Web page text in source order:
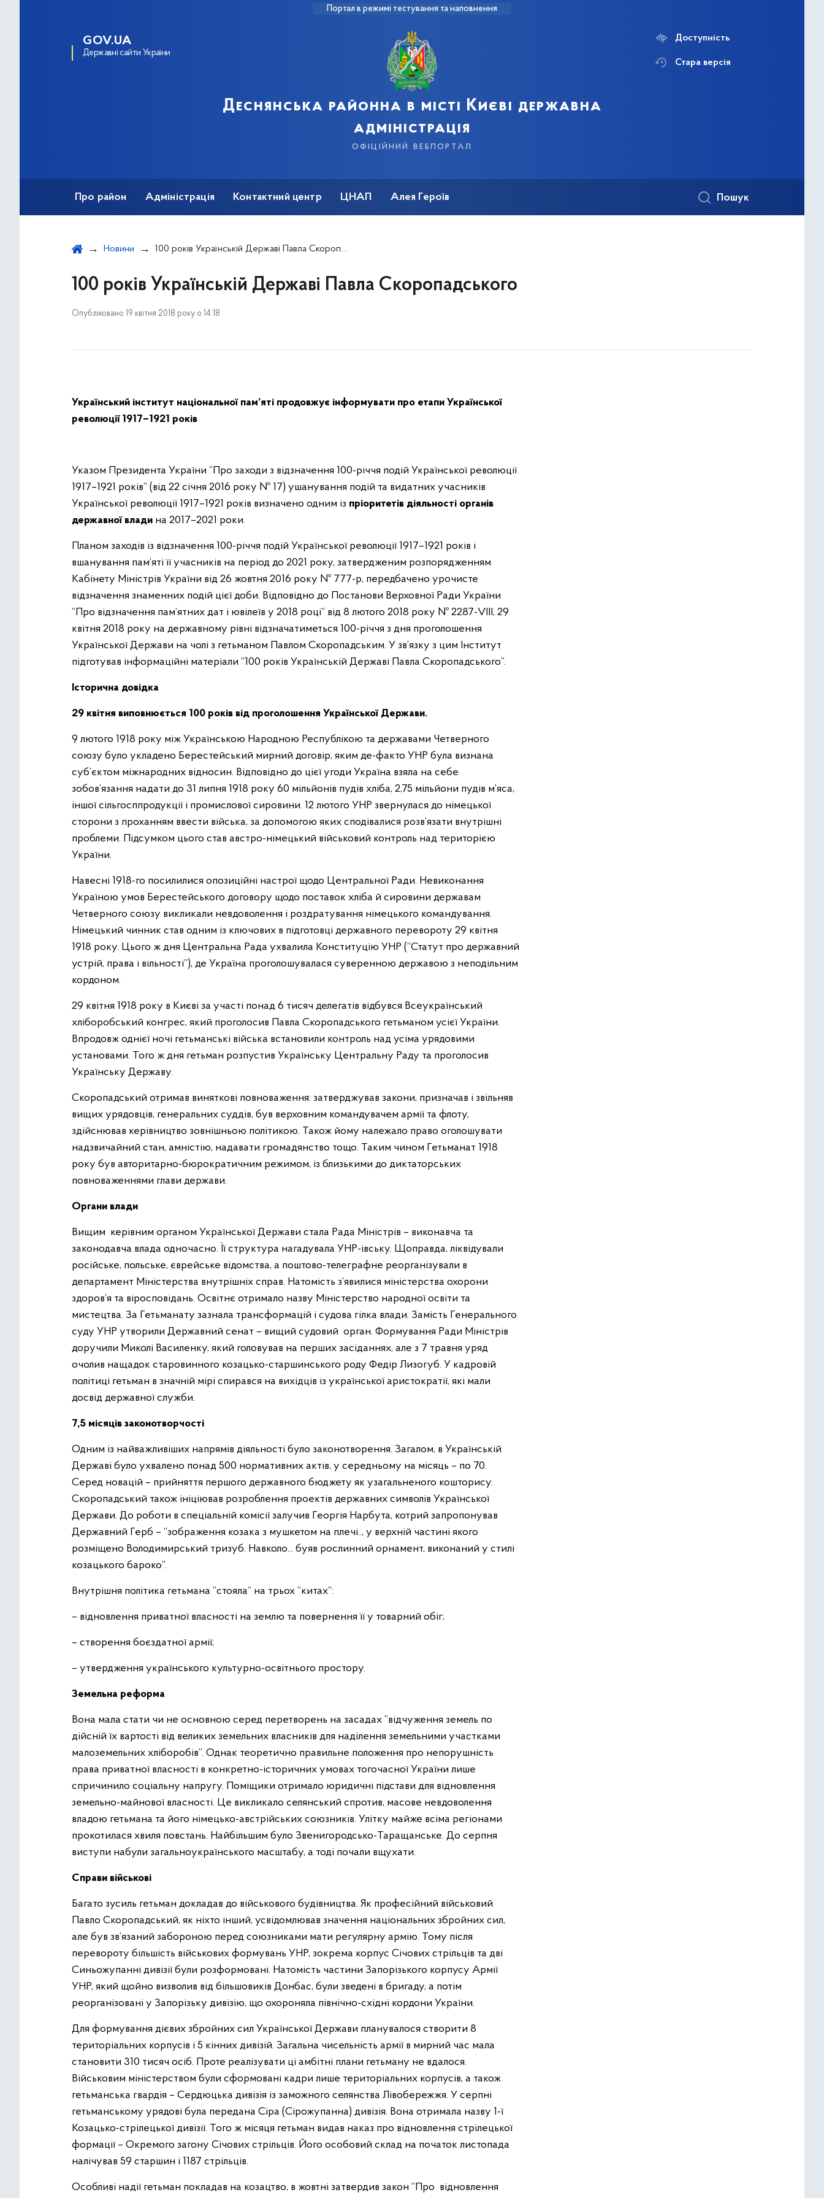
Портал в режимі тестування та наповнення
GOV.UA
Державні сайти України
Деснянська районна в місті Києві державна
адміністрація
офіційний вебпортал
Доступність
Стара версія
Про район Адміністрація Контактний центр ЦНАП Алея Героїв Пошук
Новини 100 років Українській Державі Павла Скоропадського
100 років Українській Державі Павла Скоропадського
Опубліковано 19 квітня 2018 року о 14:18
Український інститут національної пам’яті продовжує інформувати про етапи Української
революції 1917–1921 років
Указом Президента України “Про заходи з відзначення 100-річчя подій Української революції
1917–1921 років” (від 22 січня 2016 року № 17) ушанування подій та видатних учасників
Української революції 1917–1921 років визначено одним із пріоритетів діяльності органів
державної влади на 2017–2021 роки.
Планом заходів із відзначення 100-річчя подій Української революції 1917–1921 років і
вшанування пам’яті її учасників на період до 2021 року, затвердженим розпорядженням
Кабінету Міністрів України від 26 жовтня 2016 року № 777-р, передбачено урочисте
відзначення знаменних подій цієї доби. Відповідно до Постанови Верховної Ради України
“Про відзначення пам’ятних дат і ювілеїв у 2018 році” від 8 лютого 2018 року № 2287-VIII, 29
квітня 2018 року на державному рівні відзначатиметься 100-річчя з дня проголошення
Української Держави на чолі з гетьманом Павлом Скоропадським. У зв’язку з цим Інститут
підготував інформаційні матеріали “100 років Українській Державі Павла Скоропадського”.
Історична довідка
29 квітня виповнюється 100 років від проголошення Української Держави.
9 лютого 1918 року між Українською Народною Республікою та державами Четверного
союзу було укладено Берестейський мирний договір, яким де-факто УНР була визнана
суб’єктом міжнародних відносин. Відповідно до цієї угоди Україна взяла на себе
зобов’язання надати до 31 липня 1918 року 60 мільйонів пудів хліба, 2,75 мільйони пудів м’яса,
іншої сільгосппродукції і промислової сировини. 12 лютого УНР звернулася до німецької
сторони з проханням ввести війська, за допомогою яких сподівалися розв’язати внутрішні
проблеми. Підсумком цього став австро-німецький військовий контроль над територією
України.
Навесні 1918-го посилилися опозиційні настрої щодо Центральної Ради. Невиконання
Україною умов Берестейського договору щодо поставок хліба й сировини державам
Четверного союзу викликали невдоволення і роздратування німецького командування.
Німецький чинник став одним із ключових в підготовці державного перевороту 29 квітня
1918 року. Цього ж дня Центральна Рада ухвалила Конституцію УНР (“Статут про державний
устрій, права і вільності”), де Україна проголошувалася суверенною державою з неподільним
кордоном.
29 квітня 1918 року в Києві за участі понад 6 тисяч делегатів відбувся Всеукраїнський
хліборобський конгрес, який проголосив Павла Скоропадського гетьманом усієї України.
Впродовж однієї ночі гетьманські війська встановили контроль над усіма урядовими
установами. Того ж дня гетьман розпустив Українську Центральну Раду та проголосив
Українську Державу.
Скоропадський отримав виняткові повноваження: затверджував закони, призначав і звільняв
вищих урядовців, генеральних суддів, був верховним командувачем армії та флоту,
здійснював керівництво зовнішньою політикою. Також йому належало право оголошувати
надзвичайний стан, амністію, надавати громадянство тощо. Таким чином Гетьманат 1918
року був авторитарно-бюрократичним режимом, із близькими до диктаторських
повноваженнями глави держави.
Органи влади
Вищим керівним органом Української Держави стала Рада Міністрів – виконавча та
законодавча влада одночасно. Її структура нагадувала УНР-івську. Щоправда, ліквідували
російське, польське, єврейське відомства, а поштово-телеграфне реорганізували в
департамент Міністерства внутрішніх справ. Натомість з’явилися міністерства охорони
здоров’я та віросповідань. Освітнє отримало назву Міністерство народної освіти та
мистецтва. За Гетьманату зазнала трансформацій і судова гілка влади. Замість Генерального
суду УНР утворили Державний сенат – вищий судовий орган. Формування Ради Міністрів
доручили Миколі Василенку, який головував на перших засіданнях, але з 7 травня уряд
очолив нащадок старовинного козацько-старшинського роду Федір Лизогуб. У кадровій
політиці гетьман в значній мірі спирався на вихідців із української аристократії, які мали
досвід державної служби.
7,5 місяців законотворчості
Одним із найважливіших напрямів діяльності було законотворення. Загалом, в Українській
Державі було ухвалено понад 500 нормативних актів, у середньому на місяць – по 70.
Серед новацій – прийняття першого державного бюджету як узагальненого кошторису.
Скоропадський також ініціював розроблення проектів державних символів Української
Держави. До роботи в спеціальній комісії залучив Георгія Нарбута, котрий запропонував
Державний Герб – “зображення козака з мушкетом на плечі.., у верхній частині якого
розміщено Володимирський тризуб. Навколо... буяв рослинний орнамент, виконаний у стилі
козацького бароко”.
Внутрішня політика гетьмана “стояла” на трьох “китах”:
– відновлення приватної власності на землю та повернення її у товарний обіг;
– створення боєздатної армії;
– утвердження українського культурно-освітнього простору.
Земельна реформа
Вона мала стати чи не основною серед перетворень на засадах “відчуження земель по
дійсній їх вартості від великих земельних власників для наділення земельними участками
малоземельних хліборобів”. Однак теоретично правильне положення про непорушність
права приватної власності в конкретно-історичних умовах тогочасної України лише
спричинило соціальну напругу. Поміщики отримало юридичні підстави для відновлення
земельно-майнової власності. Це викликало селянський спротив, масове невдоволення
владою гетьмана та його німецько-австрійських союзників. Улітку майже всіма регіонами
прокотилася хвиля повстань. Найбільшим було Звенигородсько-Таращанське. До серпня
виступи набули загальноукраїнського масштабу, а тоді почали вщухати.
Справи військові
Багато зусиль гетьман докладав до військового будівництва. Як професійний військовий
Павло Скоропадський, як ніхто інший, усвідомлював значення національних збройних сил,
але був зв’язаний забороною перед союзниками мати регулярну армію. Тому після
перевороту більшість військових формувань УНР, зокрема корпус Січових стрільців та дві
Синьожупанні дивізії були розформовані. Натомість частини Запорізького корпусу Армії
УНР, який щойно визволив від більшовиків Донбас, були зведені в бригаду, а потім
реорганізовані у Запорізьку дивізію, що охороняла північно-східні кордони України.
Для формування дієвих збройних сил Української Держави планувалося створити 8
територіальних корпусів і 5 кінних дивізій. Загальна чисельність армії в мирний час мала
становити 310 тисяч осіб. Проте реалізувати ці амбітні плани гетьману не вдалося.
Військовим міністерством були сформовані кадри лише територіальних корпусів, а також
гетьманська гвардія – Сердюцька дивізія із заможного селянства Лівобережжя. У серпні
гетьманському урядові була передана Сіра (Сірожупанна) дивізія. Вона отримала назву 1-ї
Козацько-стрілецької дивізії. Того ж місяця гетьман видав наказ про відновлення стрілецької
формації – Окремого загону Січових стрільців. Його особовий склад на початок листопада
налічував 59 старшин і 1187 стрільців.
Особливі надії гетьман покладав на козацтво, в жовтні затвердив закон “Про відновлення